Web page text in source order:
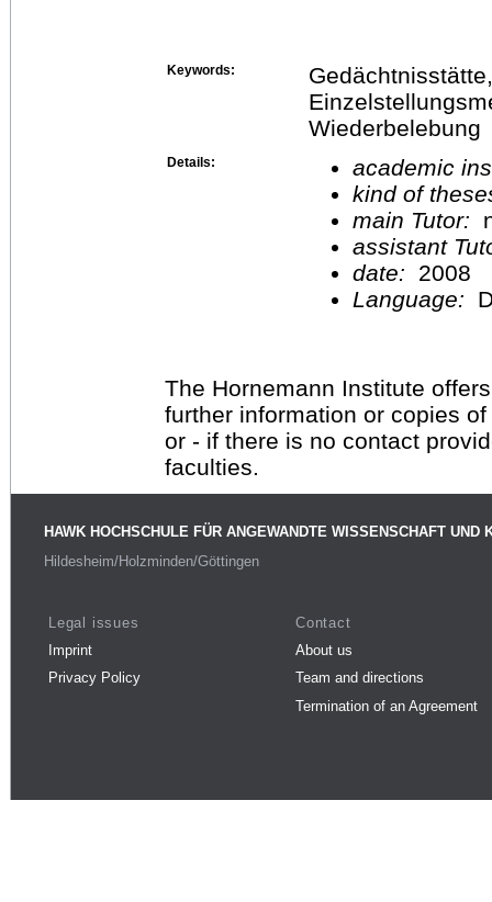
Keywords:
Wiederbelebung
Details:
academic
kind of
main Tutor:
assistant
date:
2008
Language:
The Hornemann Institute
further information or copies
or - if there is no contact
faculties.
HAWK HOCHSCHULE FÜR ANGEWANDTE WISSENSCHAFT UND
Hildesheim/Holzminden/Göttingen
Legal issues
Imprint
Privacy Policy
Contact
About us
Team and directions
Termination of an Agreement